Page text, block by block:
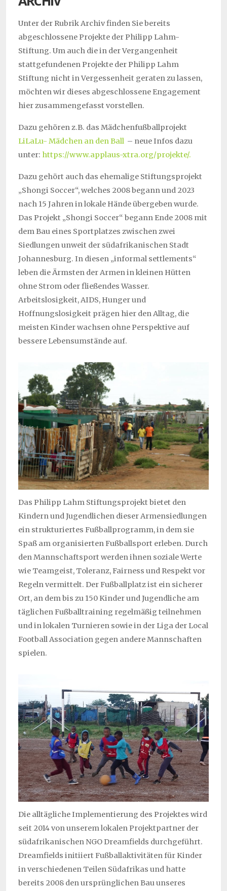
Unter der Rubrik Archiv finden Sie bereits
abgeschlossene Projekte der Philipp Lahm-
Stiftung. Um auch die in der Vergangenheit
stattgefundenen Projekte der Philipp Lahm
Stiftung nicht in Vergessenheit geraten zu lassen,
möchten wir dieses abgeschlossene Engagement
hier zusammengefasst vorstellen.
Dazu gehören z.B. das Mädchenfußballprojekt
LiLaLu- Mädchen an den Ball – neue Infos dazu
unter: https://www.applaus-xtra.org/projekte/.
Dazu gehört auch das ehemalige Stiftungsprojekt
„Shongi Soccer“, welches 2008 begann und 2023
nach 15 Jahren in lokale Hände übergeben wurde.
Das Projekt „Shongi Soccer“ begann Ende 2008 mit
dem Bau eines Sportplatzes zwischen zwei
Siedlungen unweit der südafrikanischen Stadt
Johannesburg. In diesen „informal settlements“
leben die Ärmsten der Armen in kleinen Hütten
ohne Strom oder fließendes Wasser.
Arbeitslosigkeit, AIDS, Hunger und
Hoffnungslosigkeit prägen hier den Alltag, die
meisten Kinder wachsen ohne Perspektive auf
bessere Lebensumstände auf.
Das Philipp Lahm Stiftungsprojekt bietet den
Kindern und Jugendlichen dieser Armensiedlungen
ein strukturiertes Fußballprogramm, in dem sie
Spaß am organisierten Fußballsport erleben. Durch
den Mannschaftsport werden ihnen soziale Werte
wie Teamgeist, Toleranz, Fairness und Respekt vor
Regeln vermittelt. Der Fußballplatz ist ein sicherer
Ort, an dem bis zu 150 Kinder und Jugendliche am
täglichen Fußballtraining regelmäßig teilnehmen
und in lokalen Turnieren sowie in der Liga der Local
Football Association gegen andere Mannschaften
spielen.
Die alltägliche Implementierung des Projektes wird
seit 2014 von unserem lokalen Projektpartner der
südafrikanischen NGO Dreamfields durchgeführt.
Dreamfields initiiert Fußballaktivitäten für Kinder
in verschiedenen Teilen Südafrikas und hatte
bereits 2008 den ursprünglichen Bau unseres